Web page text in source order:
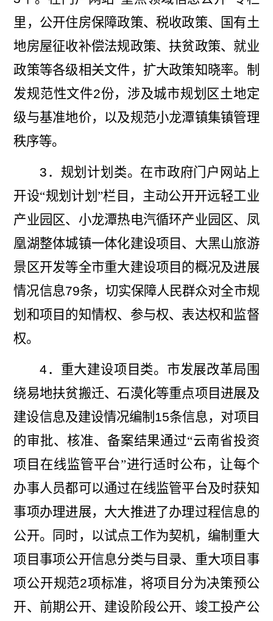
里，公开住房保障政策、税收政策、国 有土
地房屋征收补偿法规政策、扶贫政策、就业
政策等各级相关文件，扩大政策知晓率。制
发规范性文件2份，涉及城市规划区土地定
级与基准地价，以及规范小龙潭镇集镇管理
秩序等。
3 ． 规划计划类。在市政府门户网站上
开设“规划计划”栏目，
主动公开开远轻工业
产业园区、小龙潭热电汽循环产业园区、凤
凰湖整体城镇一体化建设项目、大黑山旅游
景区开发等全市重大建设项目的概况及进展
情况信息79条，切实保障人民群众对全市规
划和项目的知情权、参与权、表达权和监督
权。
4 ．重大建设项目类。市发展改革局围
绕易地扶贫搬迁、石漠化等重点项目进展及
建设信息及建设情况编制 15条信息，对项目
的审批、核准、备案结果通过“云南省投资
项目在线监管平台”进行适时公布，让每个
办事人 员都可以通过在线监管平台及时获知
事项办理进展，大大推进了办理过程信息的
公开。同时，以试点工作为契机，编制重大
项目事项公开信息分类与目录、重大项目事
项公开规范2项标准，将项目分为决策预公
开、前期公开、建设阶段公开、竣工投产公